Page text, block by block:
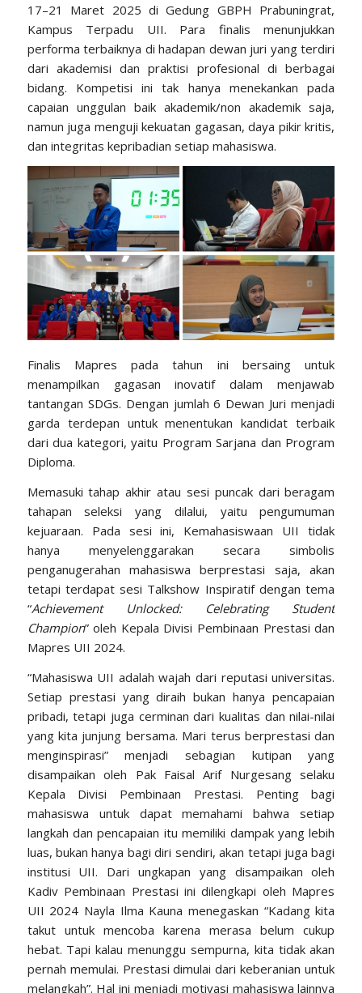
17–21 Maret 2025 di Gedung GBPH Prabuningrat,
Kampus Terpadu UII. Para finalis menunjukkan
performa terbaiknya di hadapan dewan juri yang terdiri
dari akademisi dan praktisi profesional di berbagai
bidang. Kompetisi ini tak hanya menekankan pada
capaian unggulan baik akademik/non akademik saja,
namun juga menguji kekuatan gagasan, daya pikir kritis,
dan integritas kepribadian setiap mahasiswa.
Finalis Mapres pada tahun ini bersaing untuk
menampilkan gagasan inovatif dalam menjawab
tantangan SDGs. Dengan jumlah 6 Dewan Juri menjadi
garda terdepan untuk menentukan kandidat terbaik
dari dua kategori, yaitu Program Sarjana dan Program
Diploma.
Memasuki tahap akhir atau sesi puncak dari beragam
tahapan seleksi yang dilalui, yaitu pengumuman
kejuaraan. Pada sesi ini, Kemahasiswaan UII tidak
hanya menyelenggarakan secara simbolis
penganugerahan mahasiswa berprestasi saja, akan
tetapi terdapat sesi Talkshow Inspiratif dengan tema
“Achievement Unlocked: Celebrating Student
Champion” oleh Kepala Divisi Pembinaan Prestasi dan
Mapres UII 2024.
“Mahasiswa UII adalah wajah dari reputasi universitas.
Setiap prestasi yang diraih bukan hanya pencapaian
pribadi, tetapi juga cerminan dari kualitas dan nilai-nilai
yang kita junjung bersama. Mari terus berprestasi dan
menginspirasi” menjadi sebagian kutipan yang
disampaikan oleh Pak Faisal Arif Nurgesang selaku
Kepala Divisi Pembinaan Prestasi. Penting bagi
mahasiswa untuk dapat memahami bahwa setiap
langkah dan pencapaian itu memiliki dampak yang lebih
luas, bukan hanya bagi diri sendiri, akan tetapi juga bagi
institusi UII. Dari ungkapan yang disampaikan oleh
Kadiv Pembinaan Prestasi ini dilengkapi oleh Mapres
UII 2024 Nayla Ilma Kauna menegaskan “Kadang kita
takut untuk mencoba karena merasa belum cukup
hebat. Tapi kalau menunggu sempurna, kita tidak akan
pernah memulai. Prestasi dimulai dari keberanian untuk
melangkah”. Hal ini menjadi motivasi mahasiswa lainnya